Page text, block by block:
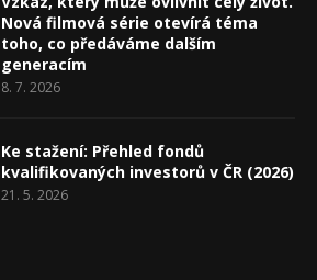
Nová filmová série otevírá téma
toho, co předáváme dalším
generacím
8. 7. 2026
Ke stažení: Přehled fondů
kvalifikovaných investorů v ČR (2026)
21. 5. 2026